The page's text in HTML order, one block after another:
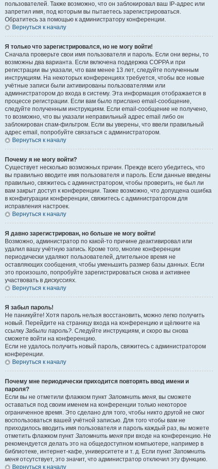
пользователей. Также возможно, что он заблокировал ваш IP-адрес или
запретил имя, под которым вы пытаетесь зарегистрироваться.
Обратитесь за помощью к администратору конференции.
Вернуться к началу
Я только что зарегистрировался, но не могу войти!
Сначала проверьте свои имя пользователя и пароль. Если они верны, то
возможны два варианта. Если включена поддержка COPPA и при
регистрации вы указали, что вам менее 13 лет, следуйте полученным
инструкциям. На некоторых конференциях требуется, чтобы все новые
учётные записи были активированы пользователями или
администратором до входа в систему. Эта информация отображается в
процессе регистрации. Если вам было прислано email-сообщение,
следуйте полученным инструкциям. Если email-сообщение не получено,
то возможно, что вы указали неправильный адрес email либо он
заблокирован спам-фильтром. Если вы уверены, что ввели правильный
адрес email, попробуйте связаться с администратором.
Вернуться к началу
Почему я не могу войти?
Существует несколько возможных причин. Прежде всего убедитесь, что
вы правильно вводите имя пользователя и пароль. Если данные введены
правильно, свяжитесь с администратором, чтобы проверить, не был ли
вам закрыт доступ к конференции. Также возможно, что допущена ошибка
в конфигурации конференции, свяжитесь с администратором для
исправления настроек.
Вернуться к началу
Я давно зарегистрирован, но больше не могу войти!
Возможно, администратор по какой-то причине деактивировал или
удалил вашу учётную запись. Кроме того, многие конференции
периодически удаляют пользователей, длительное время не
оставляющих сообщения, чтобы уменьшить размер базы данных. Если
это произошло, попробуйте зарегистрироваться снова и активнее
участвовать в дискуссиях.
Вернуться к началу
Я забыл пароль!
Не паникуйте! Хотя пароль нельзя восстановить, можно легко получить
новый. Перейдите на страницу входа на конференцию и щёлкните на
ссылку Забыли пароль?. Следуйте инструкциям, и скоро вы снова
сможете войти на конференцию.
Если не удалось получить новый пароль, свяжитесь с администратором
конференции.
Вернуться к началу
Почему мне периодически приходится повторять ввод имени и
пароля?
Если вы не отметили флажком пункт Запомнить меня, вы сможете
оставаться под своим именем на конференции только некоторое
ограниченное время. Это сделано для того, чтобы никто другой не смог
воспользоваться вашей учётной записью. Для того чтобы вам не
приходилось вводить имя пользователя и пароль каждый раз, вы можете
отметить флажком пункт Запомнить меня при входе на конференцию. Не
рекомендуется делать это на общедоступном компьютере, например в
библиотеке, интернет-кафе, университете и т. д. Если пункт Запомнить
меня отсутствует, это значит, что администратор отключил эту функцию.
Вернуться к началу